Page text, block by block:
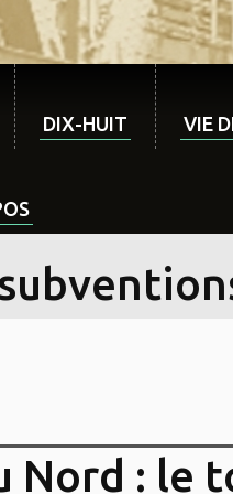
DIX-HUIT VIE
Nord : le